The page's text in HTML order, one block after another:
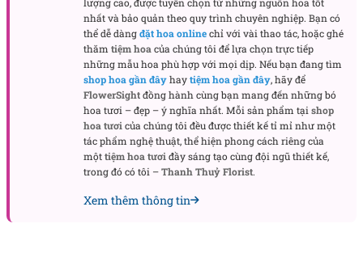
Chậu lan hồ điệp trắng thay lời cảm ơn chân thành
Với vẻ đẹp thuần khiết, chậu lan hồ điệp trắng cùng
các chi tiết trang trí nhẹ nhàng là cách thể hiện lời
cảm ơn tinh tế và sâu sắc. Món quà này phù hợp để
gửi tặng đồng nghiệp, bạn bè hay người thân, thay
lời muốn nói bằng hoa.
Món quà ấm áp cho dịp sinh nhật
Happy Flower là lựa chọn lý tưởng để làm quà tặng
sinh nhật. Sự kết hợp giữa sắc trắng thanh tao và
nhất và bảo quản theo quy trình chuyên nghiệp. Bạn có
thể dễ dàngđặt hoa onlinechỉ với vài thao tác, hoặc ghé
thăm tiệm hoa của chúng tôi để lựa chọn trực tiếp
những mẫu hoa phù hợp với mọi dịp. Nếu bạn đang tìm
shop hoa gần đâyhaytiệm hoa gần đây, hãy để
FlowerSightđồng hành cùng bạn mang đến những bó
hoa tươi – đẹp – ý nghĩa nhất. Mỗi sản phẩm tại shop
hoa tươi của chúng tôi đều được thiết kế tỉ mỉ như một
tác phẩm nghệ thuật, thể hiện phong cách riêng của
mộttiệm hoa tươi đầy sáng tạo cùng đội ngũ thiết kế,
trong đó có tôi –Thanh Thuỷ Florist.
Xem thêm thông tin